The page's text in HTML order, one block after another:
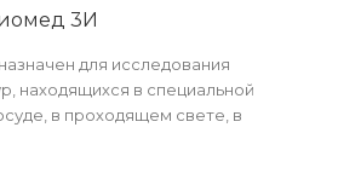
3И
для исследования
находящихся в специальной
в проходящем свете, в